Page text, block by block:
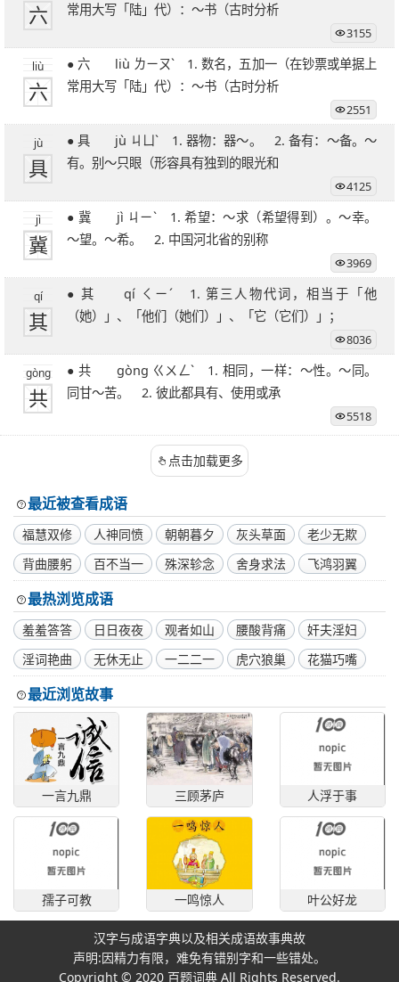
六
常用大写「陆」代）：～书（古时分析
3155
liù
六
● 六 liù ㄌㄧㄡˋ 1. 数名，五加一（在钞票或单据上
常用大写「陆」代）：～书（古时分析
2551
jù
具
● 具 jù ㄐㄩˋ 1. 器物：器～。 2. 备有：～备。～
有。别～只眼（形容具有独到的眼光和
4125
jì
冀
● 冀 jì ㄐㄧˋ 1. 希望：～求（希望得到）。～幸。
～望。～希。 2. 中国河北省的别称
3969
qí
其
● 其 qí ㄑㄧˊ 1. 第三人物代词，相当于「他
（她）」、「他们（她们）」、「它（它们）」；
8036
gòng
共
● 共 gòng ㄍㄨㄥˋ 1. 相同，一样：～性。～同。
同甘～苦。 2. 彼此都具有、使用或承
5518
点击加载更多
最近被查看成语
福慧双修 人神同愤 朝朝暮夕 灰头草面
老少无欺
背曲腰躬
百不当一 殊深轸念 舍身求法 飞鸿羽翼
最热浏览成语
羞羞答答 日日夜夜 观者如山 腰酸背痛
奸夫淫妇
淫词艳曲
无休无止 一二二一 虎穴狼巢 花猫巧嘴
最近浏览故事
一言九鼎 三顾茅庐 人浮于事
孺子可教 一鸣惊人 叶公好龙
汉字与成语字典以及相关成语故事典故
声明:因精力有限，难免有错别字和一些错处。
Copyright © 2020 百题词典 All Rights Reserved.